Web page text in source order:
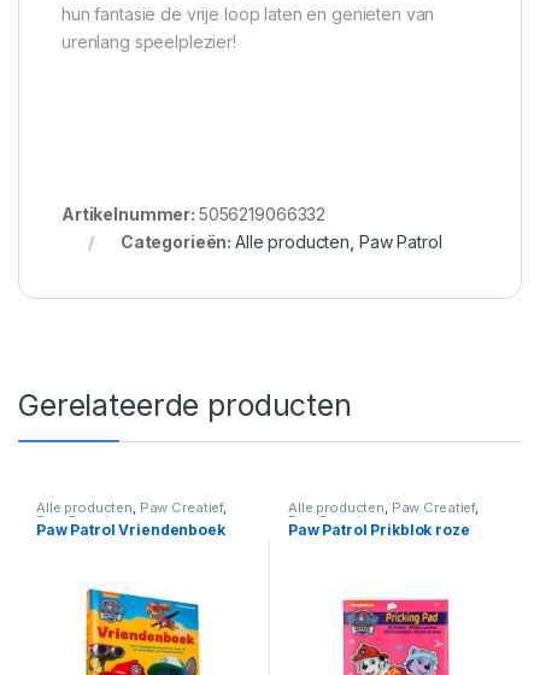
hun fantasie de vrije loop laten en genieten van
urenlang speelplezier!
Artikelnummer: 5056219066332
Categorieën:Alle producten Paw Patrol
Gerelateerde producten
Alle producten, Paw Creatief,
Paw Patrol
Paw Patrol Vriendenboek
Alle producten, Paw Creatief,
Paw Patrol
Paw Patrol Prikblok roze